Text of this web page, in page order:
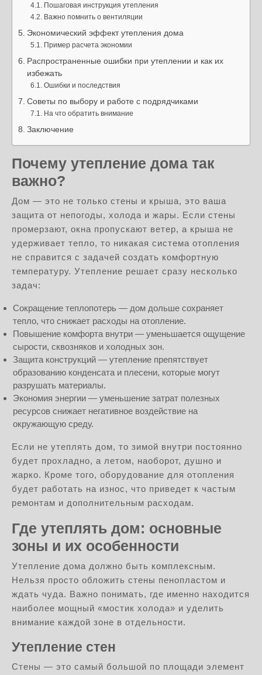
Пошаговая инструкция утепления
Важно помнить о вентиляции
Экономический эффект утепления дома
Пример расчета экономии
Распространенные ошибки при утеплении и как их
избежать
Ошибки и последствия
Советы по выбору и работе с подрядчиками
На что обратить внимание
Заключение
Почему утепление дома так
важно?
Дом — это не только стены и крыша, это ваша
защита от непогоды, холода и жары. Если стены
промерзают, окна пропускают ветер, а крыша не
удерживает тепло, то никакая система отопления
не справится с задачей создать комфортную
температуру. Утепление решает сразу несколько
задач:
Сокращение теплопотерь — дом дольше сохраняет
тепло, что снижает расходы на отопление.
Повышение комфорта внутри — уменьшается ощущение
сырости, сквозняков и холодных зон.
Защита конструкций — утепление препятствует
образованию конденсата и плесени, которые могут
разрушать материалы.
Экономия энергии — уменьшение затрат полезных
ресурсов снижает негативное воздействие на
окружающую среду.
Если не утеплять дом, то зимой внутри постоянно
будет прохладно, а летом, наоборот, душно и
жарко. Кроме того, оборудование для отопления
будет работать на износ, что приведет к частым
ремонтам и дополнительным расходам.
Где утеплять дом: основные
зоны и их особенности
Утепление дома должно быть комплексным.
Нельзя просто обложить стены пенопластом и
ждать чуда. Важно понимать, где именно находится
наиболее мощный «мостик холода» и уделить
внимание каждой зоне в отдельности.
Утепление стен
Стены — это самый большой по площади элемент